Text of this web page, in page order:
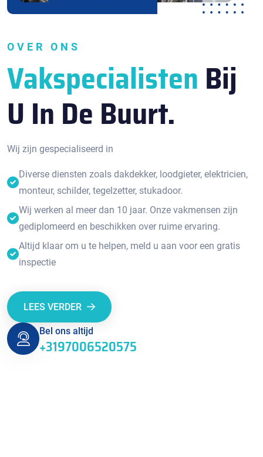
OVER ONS
Vakspecialisten Bij
U In De Buurt.
Wij zijn gespecialiseerd in
Diverse diensten zoals dakdekker, loodgieter, elektricien,
monteur, schilder, tegelzetter, stukadoor.
Wij werken al meer dan 10 jaar. Onze vakmensen zijn
gediplomeerd en beschikken over ruime ervaring.
Altijd klaar om u te helpen, meld u aan voor een gratis
inspectie
LEES VERDER
Bel ons altijd
+3197006520575